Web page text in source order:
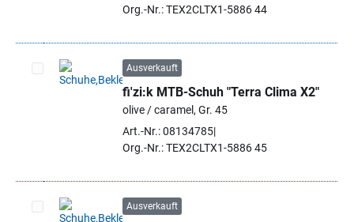
Org.-Nr.: TEX2CLTX1-5886 44
Artikel auswählen
Ausverkauft
fi'zi:k MTB-Schuh "Terra Clima X2"
olive / caramel, Gr. 45
Art.-Nr.: 08134785
Org.-Nr.: TEX2CLTX1-5886 45
Ausverkauft